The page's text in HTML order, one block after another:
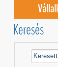
Keresés